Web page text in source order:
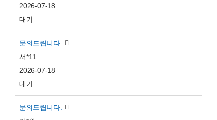
2026-07-18
대기
문의드립니다.
서*11
2026-07-18
대기
문의드립니다.